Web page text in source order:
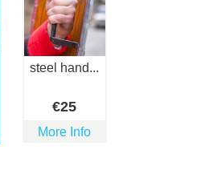
steel hand...
€25
More Info